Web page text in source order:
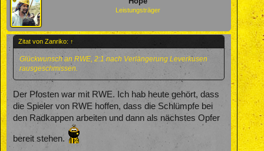
Leistungsträger
Zitat von Zanriko: ↑
Glückwunsch an RWE, 2:1 nach Verlängerung Leverkusen
rausgeschmissen.
Der Pfosten war mit RWE. Ich hab heute gehört, dass
die Spieler von RWE hoffen, dass die Schlümpfe bei
den Radkappen arbeiten und dann als nächstes Opfer
bereit stehen.